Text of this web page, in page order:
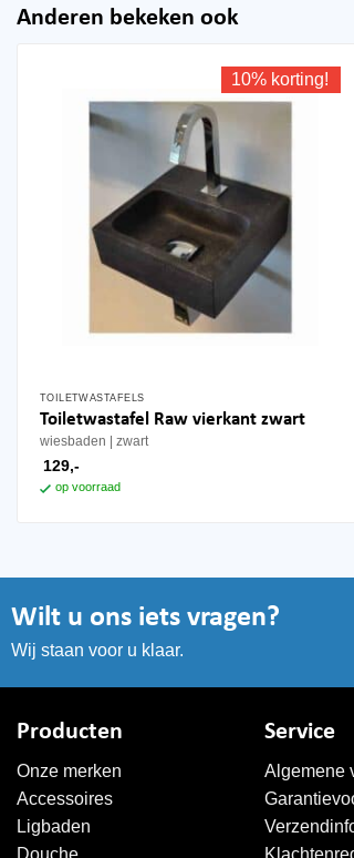
Anderen bekeken ook
10% korting!
TOILETWASTAFELS
Toiletwastafel Raw vierkant zwart
wiesbaden zwart
129,-
op voorraad
Wilt u ons iets vragen?
Wij staan voor u klaar.
Producten
Onze merken
Accessoires
Ligbaden
Douche
Service
Algemene